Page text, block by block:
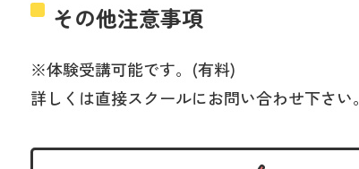
その他注意事項
※体験受講可能です。(有料)
詳しくは直接スクールにお問い合わせ下さい。